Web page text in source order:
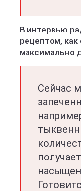
В интервью
рецептом, как
максимально
Сейчас